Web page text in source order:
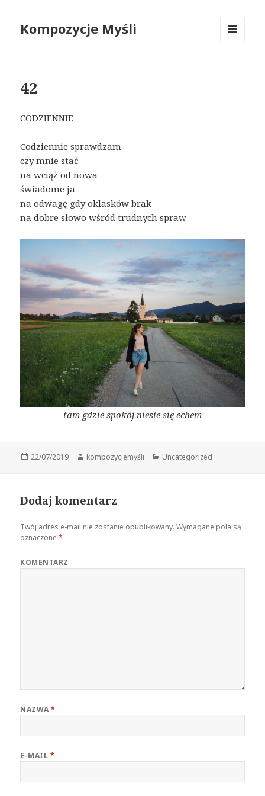
Kompozycje Myśli
42
CODZIENNIE
Codziennie sprawdzam
czy mnie stać
na wciąż od nowa
świadome ja
na odwagę gdy oklasków brak
na dobre słowo wśród trudnych spraw
tam gdzie spokój niesie się echem
Data
22/07/2019 Autor
kompozycjemyśli Kategorie
Uncategorized
Dodaj komentarz
Twój adres e-mail nie zostanie opublikowany. Wymagane pola są
oznaczone*
KOMENTARZ
NAZWA*
E-MAIL *